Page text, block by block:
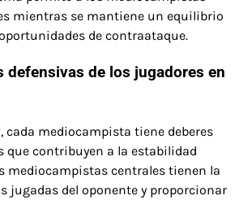
mientras se mantiene un equilibrio
de contraataque.
defensivas de los jugadores en
cada mediocampista tiene deberes
que contribuyen a la estabilidad
mediocampistas centrales tienen la
jugadas del oponente y proporcionar